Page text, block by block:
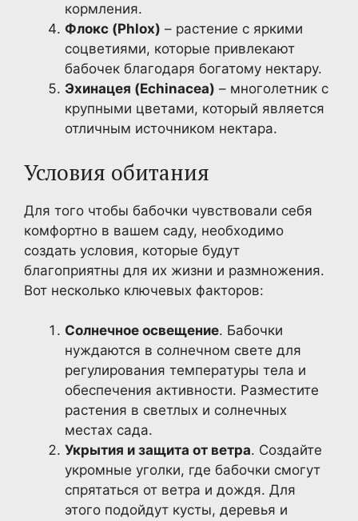
кормления.
Флокс (Phlox) – растение с яркими
соцветиями, которые привлекают
бабочек благодаря богатому нектару.
Эхинацея (Echinacea) – многолетник с
крупными цветами, который является
отличным источником нектара.
Условия обитания
Для того чтобы бабочки чувствовали себя
комфортно в вашем саду, необходимо
создать условия, которые будут
благоприятны для их жизни и размножения.
Вот несколько ключевых факторов:
Солнечное освещение. Бабочки
нуждаются в солнечном свете для
регулирования температуры тела и
обеспечения активности. Разместите
растения в светлых и солнечных
местах сада.
Укрытия и защита от ветра. Создайте
укромные уголки, где бабочки смогут
спрятаться от ветра и дождя. Для
этого подойдут кусты, деревья и